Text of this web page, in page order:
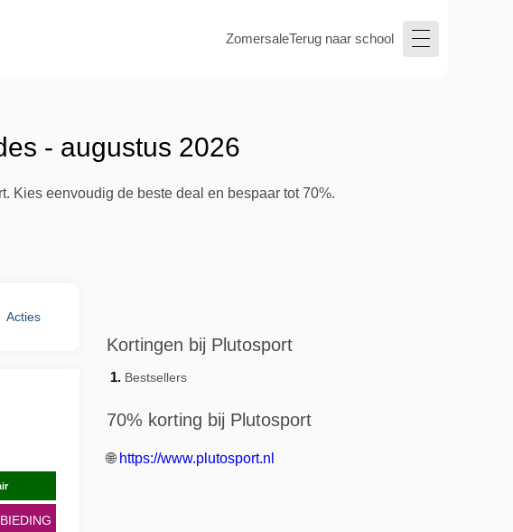
ZomersaleTerug naar school
- augustus 2026
Kies eenvoudig de beste deal en bespaar tot 70%.
Acties
Kortingen bij Plutosport
Bestsellers
70% korting bij Plutosport
🌐 https://www.plutosport.nl